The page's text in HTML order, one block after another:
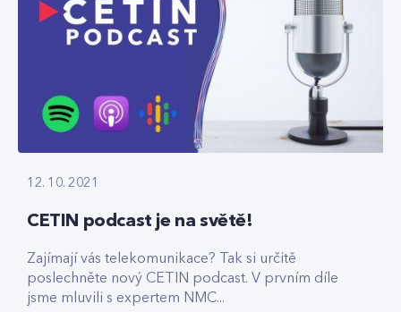
12. 10. 2021
CETIN podcast je na světě!
Zajímají vás telekomunikace? Tak si určitě
poslechněte nový CETIN podcast. V prvním díle
jsme mluvili s expertem NMC...